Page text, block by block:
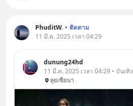
PhuditW. • ติดตาม
11 มี.ค. 2025 เวลา 04:29
dunung24hd
11 มี.ค. 2025 เวลา 04:29 • บันเทิง
ลุยเซียนา